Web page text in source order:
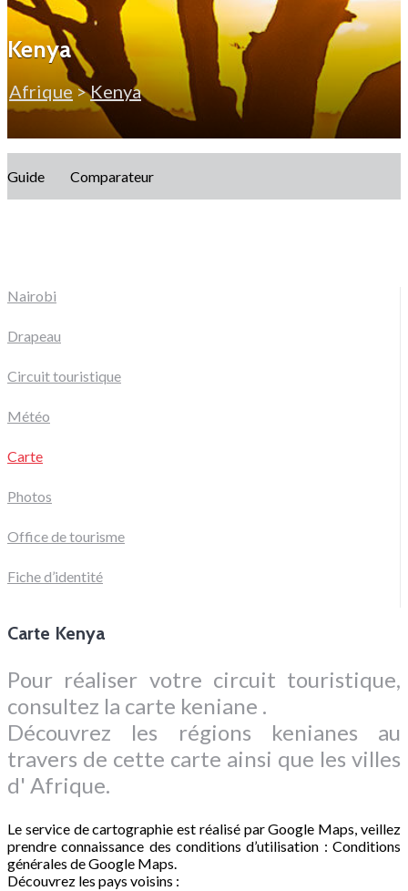
Kenya
Afrique>Kenya
Guide Comparateur
Nairobi
Drapeau
Circuit touristique
Météo
Carte
Photos
Office de tourisme
Fiche d’identité
Carte Kenya
Pour réaliser votre circuit touristique,
consultez la carte keniane .
Découvrez les régions kenianes au
travers de cette carte ainsi que les villes
d' Afrique.
Le service de cartographie est réalisé par Google Maps, veillez
prendre connaissance des conditions d’utilisation : Conditions
générales de Google Maps.
Découvrez les pays voisins :